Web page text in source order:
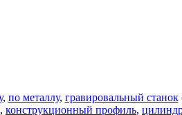
, по металлу, гравировальный станок
, конструкционный профиль,